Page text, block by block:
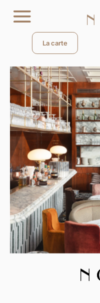
La carte